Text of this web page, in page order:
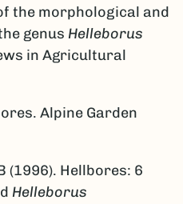
the morphological and
genus Helleborus
in Agricultural
Alpine Garden
(1996). Hellbores: 6
Helleborus